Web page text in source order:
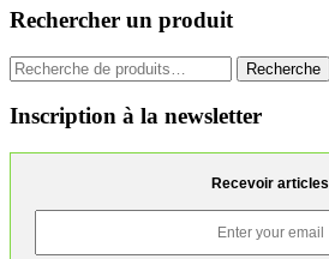
Rechercher un produit
Recherche
pour :
Recherche
Inscription à la newsletter
Recevoir articles